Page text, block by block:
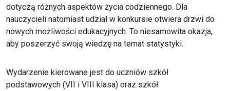
dotyczą różnych aspektów życia codziennego. Dla
nauczycieli natomiast udział w konkursie otwiera drzwi do
nowych możliwości edukacyjnych. To niesamowita okazja,
aby poszerzyć swoją wiedzę na temat statystyki.
Wydarzenie kierowane jest do uczniów szkół
podstawowych (VII i VIII klasa) oraz szkół